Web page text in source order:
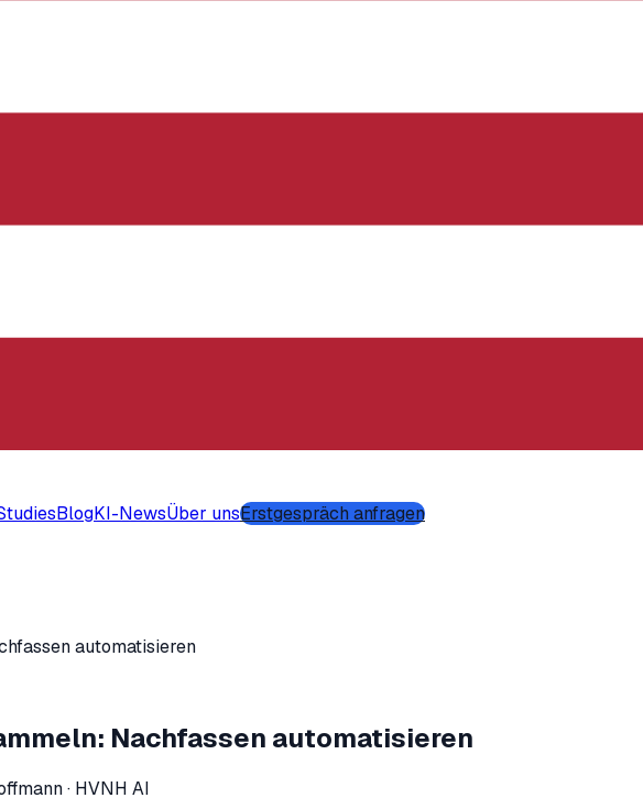
BlogKI-NewsÜber unsErstgespräch anfragen
automatisieren
Nachfassen automatisieren
· HVNH AI